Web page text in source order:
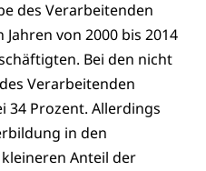
des Verarbeitenden
von 2000 bis 2014
Bei den nicht
Verarbeitenden
34 Prozent. Allerdings
in den
Anteil der